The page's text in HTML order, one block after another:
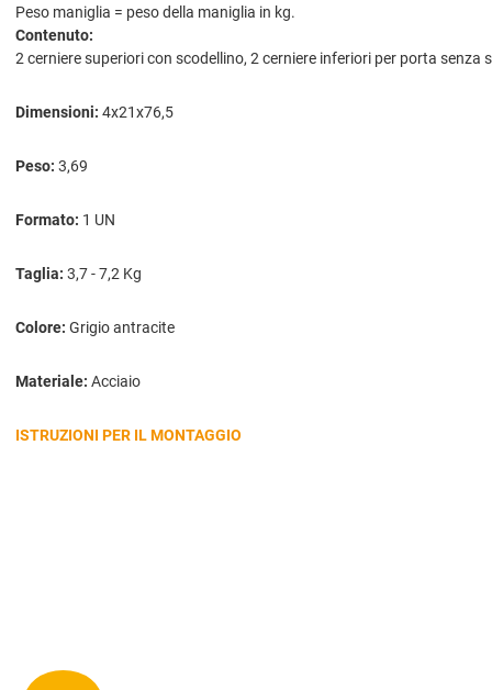
Peso maniglia = peso della maniglia in kg.
Contenuto:
2 cerniere superiori con scodellino, 2 cerniere inferiori per porta
Dimensioni: 4x21x76,5
Peso: 3,69
Formato: 1 UN
Taglia: 3,7 - 7,2 Kg
Colore: Grigio antracite
Materiale: Acciaio
ISTRUZIONI PER IL MONTAGGIO